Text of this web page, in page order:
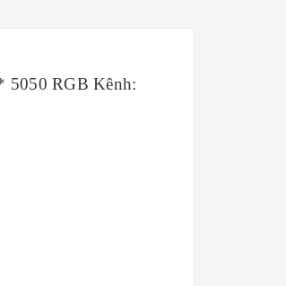
5050 RGB Kênh: